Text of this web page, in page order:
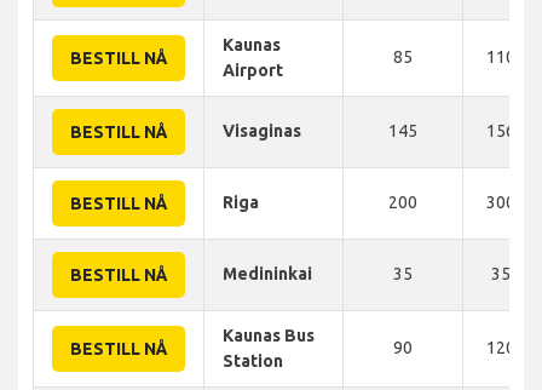
BESTILL NÅ
Kaunas
Airport
85 110 KM
BESTILL NÅ Visaginas 145 156 KM
BESTILL NÅ Riga 200 300 KM
BESTILL NÅ Medininkai 35 35 KM
BESTILL NÅ
Kaunas Bus
Station
90 120 KM